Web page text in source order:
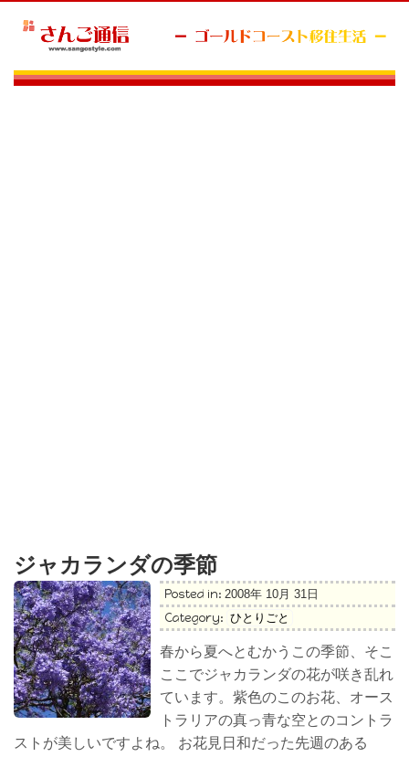
ジャカランダの季節
Posted in: 2008年 10月 31日
Category: ひとりごと
春から夏へとむかうこの季節、そこ
ここでジャカランダの花が咲き乱れ
ています。紫色のこのお花、オース
トラリアの真っ青な空とのコントラ
ストが美しいですよね。 お花見日和だった先週のある